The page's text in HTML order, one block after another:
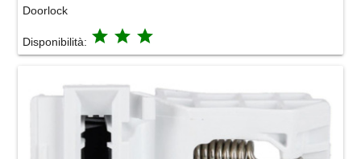
Doorlock
Disponibilità: grade grade grade